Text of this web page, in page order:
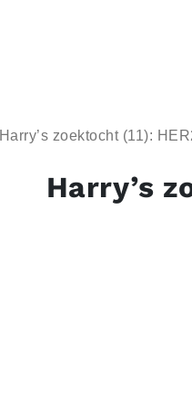
Harry’s zoektocht (11):
Harry’s